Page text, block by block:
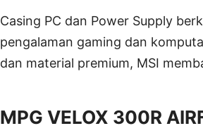
Casing PC dan Power Supply
pengalaman gaming dan
dan material premium, MSI
MPG VELOX 300R